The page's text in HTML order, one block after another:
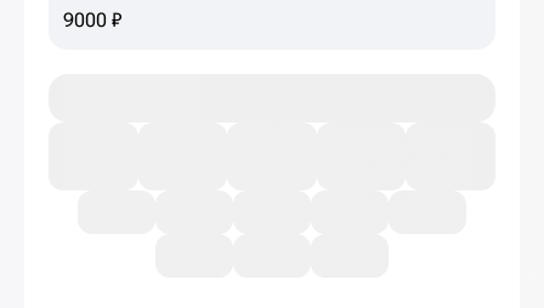
9000 ₽